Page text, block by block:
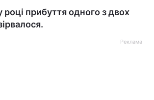
прибуття одного з двох
Реклама